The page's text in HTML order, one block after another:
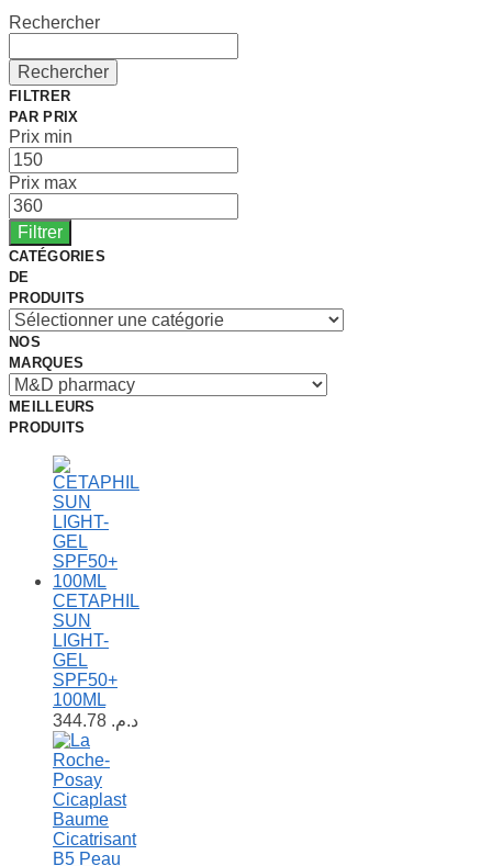
Rechercher
Rechercher
FILTRER
PAR PRIX
Prix min
Prix max
Filtrer
CATÉGORIES
DE
PRODUITS
NOS
MARQUES
MEILLEURS
PRODUITS
CETAPHIL
SUN
LIGHT-
GEL
SPF50+
100ML
د.م.